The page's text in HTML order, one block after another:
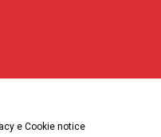
e Cookie notice